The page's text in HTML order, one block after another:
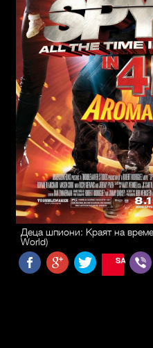
Деца шпиони: Краят на
World)
SAVE